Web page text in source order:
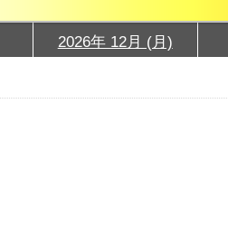
2026年 12月 (月)